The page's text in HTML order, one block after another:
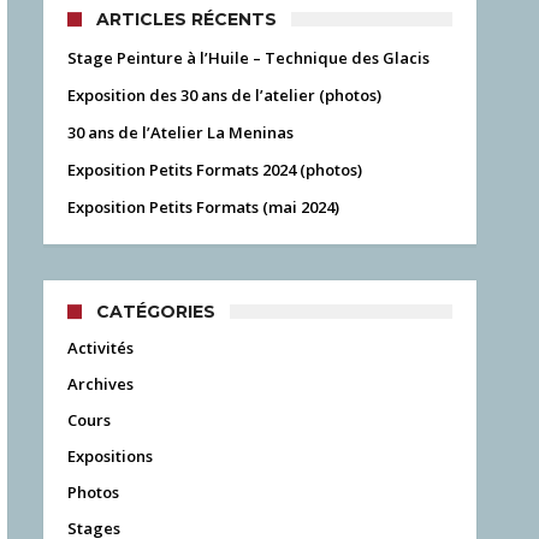
ARTICLES RÉCENTS
Stage Peinture à l’Huile – Technique des Glacis
Exposition des 30 ans de l’atelier (photos)
30 ans de l’Atelier La Meninas
Exposition Petits Formats 2024 (photos)
Exposition Petits Formats (mai 2024)
CATÉGORIES
Activités
Archives
Cours
Expositions
Photos
Stages